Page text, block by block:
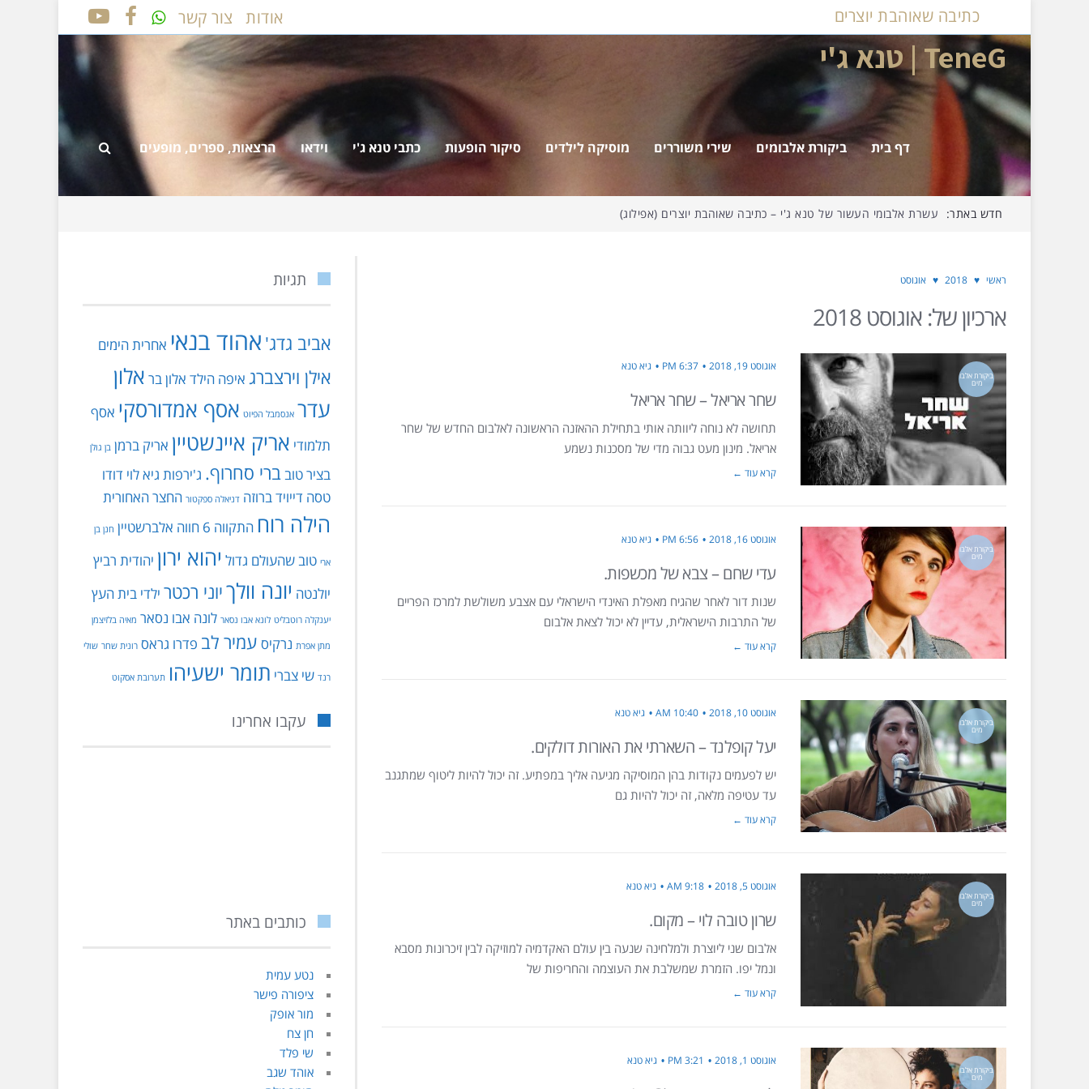
כתיבה שאוהבת יוצרים אודות צור קשר
FACEBOOK
YOUTUBE
TeneG | טנא ג'י
דף בית ביקורת אלבומים שירי משוררים מוסיקה לילדים סיקור הופעות כתבי טנא ג'י וידאו הרצאות, ספרים, מופעים
חדש באתר: עשרת אלבומי העשור של טנא ג'י – כתיבה שאוהבת יוצרים (אפילוג)
ראשי ♥
2018
♥ אוגוסט
ארכיון של: אוגוסט 2018
ביקורת אלבו
מים
אוגוסט 19, 2018 6:37 PM גיא טנא
שחר אריאל – שחר אריאל
תחושה לא נוחה ליוותה אותי בתחילת ההאזנה הראשונה לאלבום החדש של שחר
אריאל. מינון מעט גבוה מדי של מסכנות נשמע
קרא עוד ←
ביקורת אלבו
מים
אוגוסט 16, 2018 6:56 PM גיא טנא
עדי שחם – צבא של מכשפות.
שנות דור לאחר שהגיח מאפלת האינדי הישראלי עם אצבע משולשת למרכז הפריים
של התרבות הישראלית, עדיין לא יכול לצאת אלבום
קרא עוד ←
ביקורת אלבו
מים
אוגוסט 10, 2018 10:40 AM גיא טנא
יעל קופלנד – השארתי את האורות דולקים.
יש לפעמים נקודות בהן המוסיקה מגיעה אליך במפתיע. זה יכול להיות ליטוף שמתגנב
עד עטיפה מלאה, זה יכול להיות גם
קרא עוד ←
ביקורת אלבו
מים
אוגוסט 5, 2018 9:18 AM גיא טנא
שרון טובה לוי – מקום.
אלבום שני ליוצרת ולמלחינה שנעה בין עולם האקדמיה למוזיקה לבין זיכרונות מסבא
ונמל יפו. הזמרת שמשלבת את העוצמה והחריפות של
קרא עוד ←
ביקורת אלבו
מים
אוגוסט 1, 2018 3:21 PM גיא טנא
תגיות
אביב גדג' אהוד בנאי אחרית הימים
אילן וירצברג איפה הילד אלון בר אלון
עדר אנסמבל הפיוט אסף אמדורסקי אסף
תלמודי אריק איינשטיין אריק ברמן בן גולן
בציר טובברי סחרוף. ג'ירפות גיא לוי דודו
טסה דייויד ברוזה דניאלה ספקטור החצר האחורית
הילה רוח התקווה 6 חווה אלברשטיין חנן בן
ארי טוב שהעולם גדול יהוא ירון יהודית רביץ
יולנטה יונה וולךיוני רכטר ילדי בית העץ
יענקלה רוטבליט לונא אבו נסאר לונה אבו נסאר מאיה בלזיצמן
מתן אפרת נרקיס עמיר לב פדרו גראס רונית שחר שולי
רנד שי צברי תומר ישעיהו תערובת אסקוט
עקבו אחרינו
כותבים באתר
נטע עמית
ציפורה פישר
מור אופק
חן צח
שי פלד
אוהד שגב